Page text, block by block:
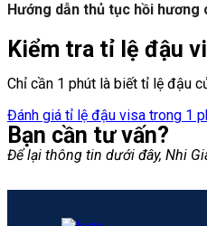
Hướng dẫn thủ tục hồi hương
Kiểm tra tỉ lệ đậu
Chỉ cần 1 phút là biết tỉ lệ đậu
Đánh giá tỉ lệ đậu visa trong 1
Bạn cần tư vấn?
Để lại thông tin dưới đây, Nhi